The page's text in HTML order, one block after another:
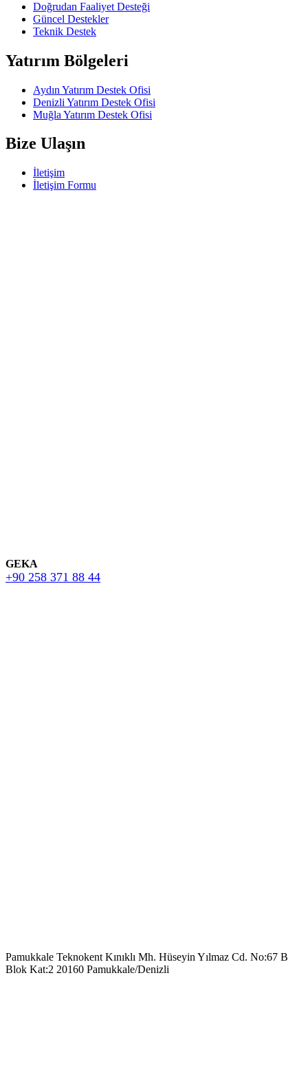
Doğrudan Faaliyet Desteği
Güncel Destekler
Teknik Destek
Yatırım Bölgeleri
Aydın Yatırım Destek Ofisi
Denizli Yatırım Destek Ofisi
Muğla Yatırım Destek Ofisi
Bize Ulaşın
İletişim
İletişim Formu
GEKA
+90 258 371 88 44
Pamukkale Teknokent Kınıklı Mh. Hüseyin Yılmaz Cd. No:67 B
Blok Kat:2 20160 Pamukkale/Denizli